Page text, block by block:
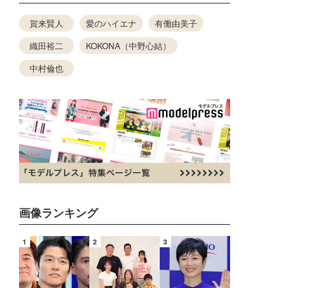
賀来賢人 愛のハイエナ
有働由美子
織田裕二
KOKONA（中野心結）
中村倫也
画像ランキング
1 2 3